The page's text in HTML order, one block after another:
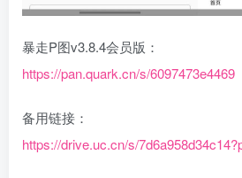
暴走P图v3.8.4会员版：
https://pan.quark.cn/s/6097473e4469
备用链接：
https://drive.uc.cn/s/